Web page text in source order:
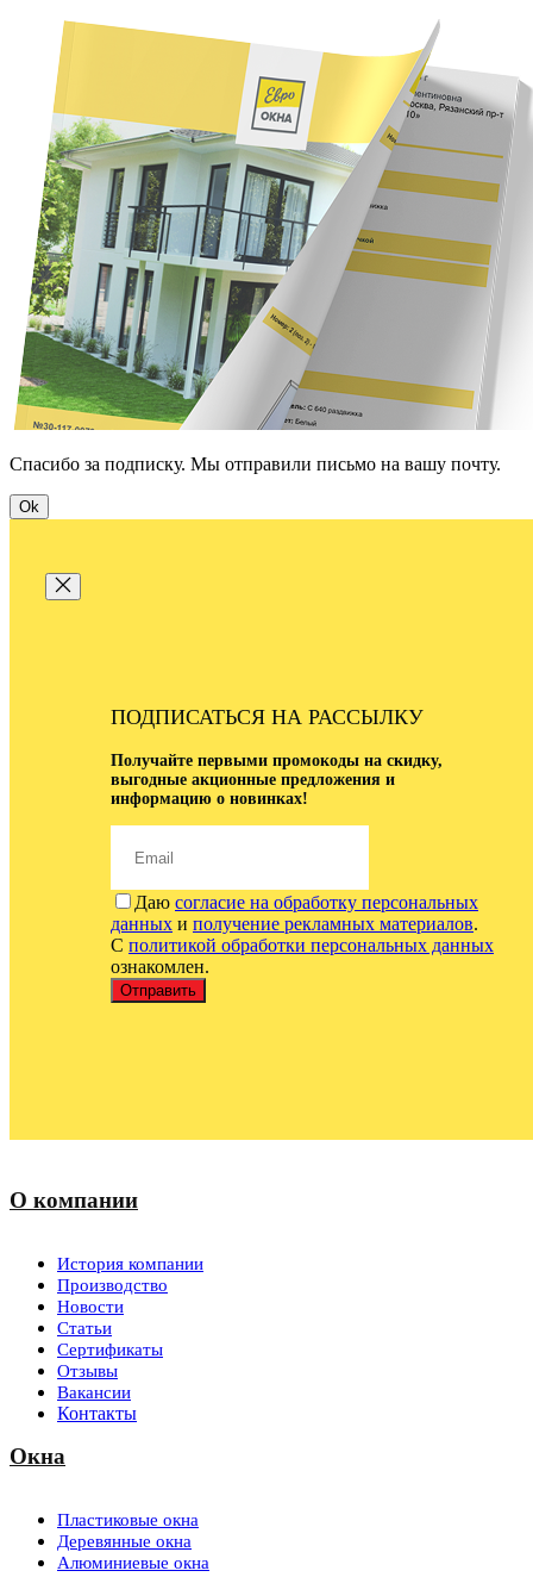
Спасибо за подписку. Мы отправили письмо на вашу почту.
Ok
ПОДПИСАТЬСЯ НА РАССЫЛКУ
Получайте первыми промокоды на скидку,
выгодные акционные предложения и
информацию о новинках!
Даю согласие на обработку персональных
данных и получение рекламных материалов.
С политикой обработки персональных данных
ознакомлен.
Отправить
О компании
История компании
Производство
Новости
Статьи
Сертификаты
Отзывы
Вакансии
Контакты
Окна
Пластиковые окна
Деревянные окна
Алюминиевые окна